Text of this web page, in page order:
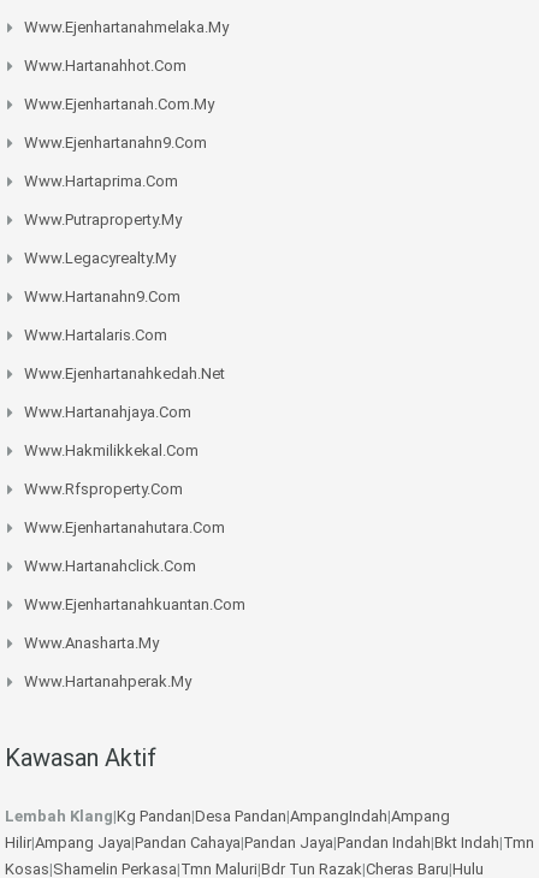
Www.ejenhartanahmelaka.my
Www.hartanahhot.com
Www.ejenhartanah.com.my
Www.ejenhartanahn9.com
Www.hartaprima.com
Www.putraproperty.my
Www.legacyrealty.my
Www.hartanahn9.com
Www.hartalaris.com
Www.ejenhartanahkedah.net
Www.hartanahjaya.com
Www.hakmilikkekal.com
Www.rfsproperty.com
Www.ejenhartanahutara.com
Www.hartanahclick.com
Www.ejenhartanahkuantan.com
Www.anasharta.my
Www.hartanahperak.my
Kawasan Aktif
Lembah Klang|Kg Pandan|Desa Pandan|AmpangIndah|Ampang
Hilir|Ampang Jaya|Pandan Cahaya|Pandan Jaya|Pandan Indah|Bkt Indah|Tmn
Kosas|Shamelin Perkasa|Tmn Maluri|Bdr Tun Razak|Cheras Baru|Hulu